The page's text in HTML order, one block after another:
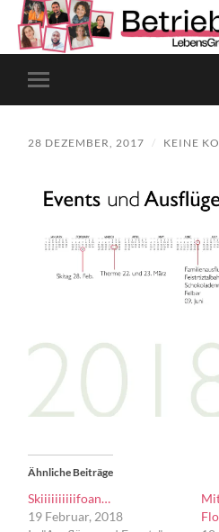
Mobile-
Menü
28 DEZEMBER, 2017 / KEINE
Ähnliche Beiträge
Skiiiiiiiiiifoan…
19 Februar, 2018